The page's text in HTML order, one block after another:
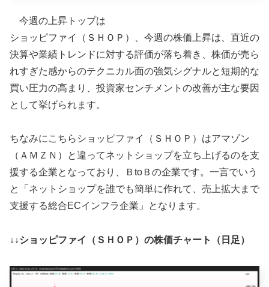
今週の上昇トップは
ショッピファイ（ＳＨＯＰ）、今週の株価上昇は、直近の
決算や業績トレンドに対する評価が落ち着き、株価が売ら
れすぎた感からのテクニカル面の強気シグナルと短期的な
買い圧力の高まり、投資家センチメントの改善が主な要因
として挙げられます。
ちなみにこちらショッピファイ（ＳＨＯＰ）はアマゾン
（ＡＭＺＮ）と違ってネットショップを立ち上げるのを支
援する企業となっており、ＢtoＢの企業です。一言でいう
と「ネットショップを誰でも簡単に作れて、売上拡大まで
支援する総合ECインフラ企業」となります。
↓↓ショッピファイ（ＳＨＯＰ）の株価チャート（日足）